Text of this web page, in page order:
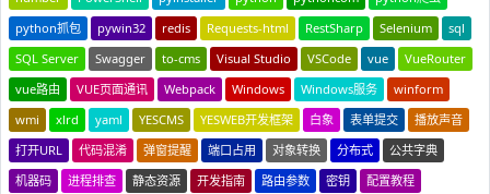
python抓包
pywin32 redis Requests-html RestSharp Selenium
sql
SQL Server
Swagger to-cms Visual Studio VSCode vue
VueRouter
vue路由
VUE页面通讯 Webpack Windows Windows服务
winform
wmi
xlrd yaml YESCMS YESWEB开发框架 白象 表单提交
播放声音
打开URL
代码混淆 弹窗提醒 端口占用 对象转换 分布式
公共字典
机器码
进程排查 静态资源 开发指南 路由参数 密钥
配置教程